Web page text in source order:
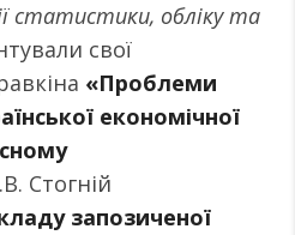
статистики, обліку та
свої
«Проблеми
економічної
Стогній
запозиченої